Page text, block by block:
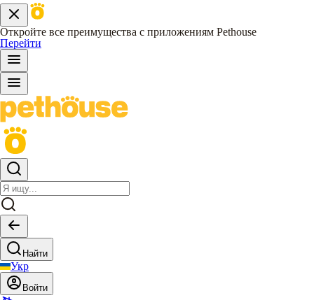
Откройте все преимущества с приложениям Pethouse
Перейти
Найти
Укр
Войти